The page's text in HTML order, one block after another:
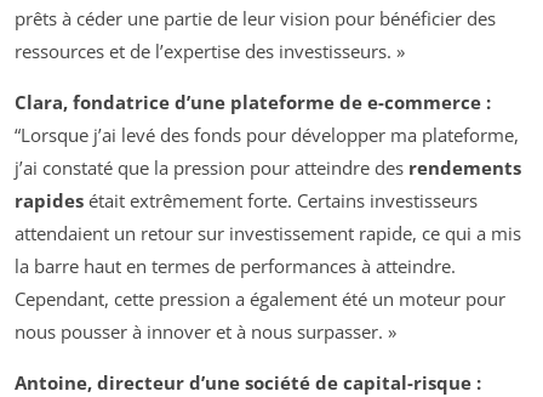
prêts à céder une partie de leur vision pour bénéficier des
ressources et de l’expertise des investisseurs. »
Clara, fondatrice d’une plateforme de e-commerce :
“Lorsque j’ai levé des fonds pour développer ma plateforme,
j’ai constaté que la pression pour atteindre des rendements
rapides était extrêmement forte. Certains investisseurs
attendaient un retour sur investissement rapide, ce qui a mis
la barre haut en termes de performances à atteindre.
Cependant, cette pression a également été un moteur pour
nous pousser à innover et à nous surpasser. »
Antoine, directeur d’une société de capital-risque :